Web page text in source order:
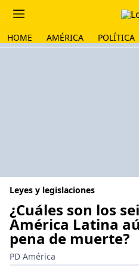
HOME AMÉRICA POLÍTICA
Leyes y legislaciones
¿Cuáles son los
América Latina
pena de muerte?
PD América